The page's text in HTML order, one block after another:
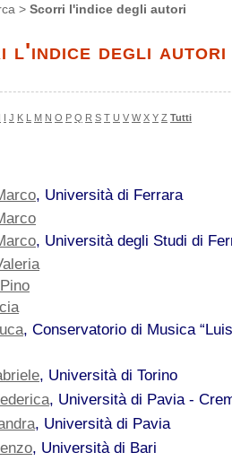
> Scorri l'indice degli autori
l'indice degli autori
I J K L M N O P Q R S T U V W X Y Z Tutti
, Università di Ferrara
, Università degli Studi di
, Conservatorio di Musica
, Università di Torino
, Università di Pavia -
, Università di Pavia
, Università di Bari